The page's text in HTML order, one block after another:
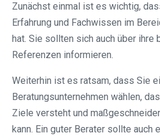
Zunächst einmal ist es wichtig,
Erfahrung und Fachwissen im
hat. Sie sollten sich auch über ihre
Referenzen informieren.
Weiterhin ist es ratsam, dass Sie
Beratungsunternehmen wählen,
Ziele versteht und
kann. Ein guter Berater sollte auch